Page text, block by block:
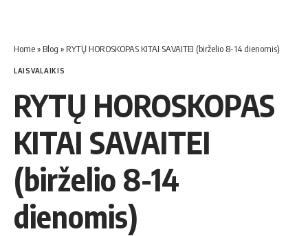
Home» Blog » RYTŲ HOROSKOPAS KITAI SAVAITEI (birželio 8-14 dienomis)
LAISVALAIKIS
RYTŲ HOROSKOPAS
KITAI SAVAITEI
(birželio 8-14
dienomis)